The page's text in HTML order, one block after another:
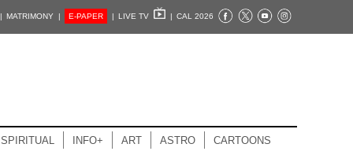
MATRIMONY | E-PAPER | LIVE TV | CAL 2026
SPIRITUAL INFO+ ART ASTRO CARTOONS